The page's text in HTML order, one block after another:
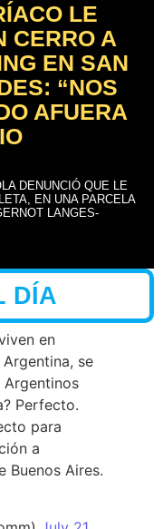
LE
CERRO A
EN SAN
“NOS
AFUERA
DENUNCIÓ QUE LE
EN UNA PARCELA
LANGES-
DÍA
en
se
Perfecto.
para
a
Buenos Aires.